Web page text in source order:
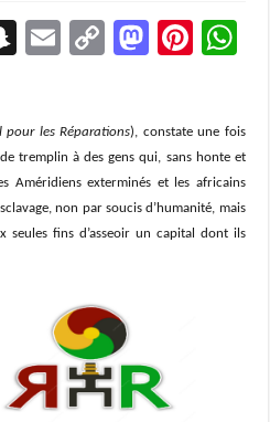
S
p
c
h
at
E
l
C
y
Li
n
k
M
d
o
n
Pi
es
t
p
p
les Réparations), constate une fois
tremplin à des gens qui, sans honte et
Améridiens exterminés et les africains
non par soucis d’humanité, mais
seules fins d’asseoir un capital dont ils